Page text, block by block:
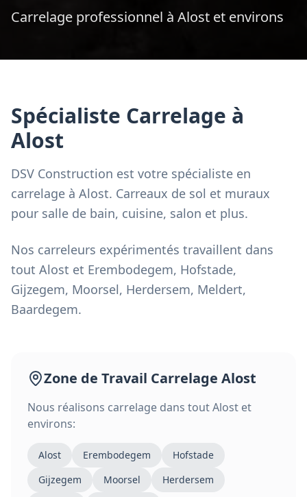
Carrelage professionnel à Alost et environs
Spécialiste Carrelage à
Alost
DSV Construction est votre spécialiste en
carrelage à Alost. Carreaux de sol et muraux
pour salle de bain, cuisine, salon et plus.
Nos carreleurs expérimentés travaillent dans
tout Alost et Erembodegem, Hofstade,
Gijzegem, Moorsel, Herdersem, Meldert,
Baardegem.
Zone de Travail Carrelage Alost
Nous réalisons carrelage dans toutAlost et
environs:
Alost Erembodegem
Hofstade
Gijzegem
Moorsel
Herdersem